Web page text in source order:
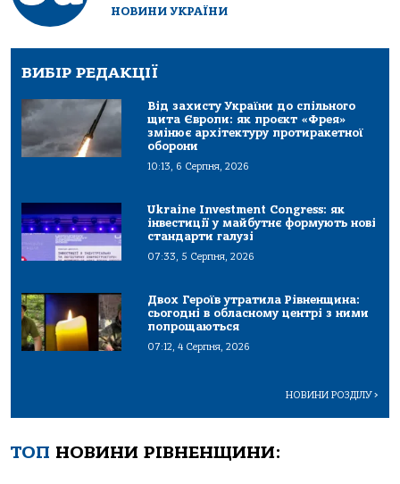
НОВИНИ УКРАЇНИ
ВИБІР РЕДАКЦІЇ
Від захисту України до спільного
щита Європи: як проєкт «Фрея»
змінює архітектуру протиракетної
оборони
10:13, 6 Серпня, 2026
Ukraine Investment Congress: як
інвестиції у майбутнє формують нові
стандарти галузі
07:33, 5 Серпня, 2026
Двох Героїв утратила Рівненщина:
сьогодні в обласному центрі з ними
попрощаються
07:12, 4 Серпня, 2026
НОВИНИ РОЗДІЛУ>
ТОП НОВИНИ РІВНЕНЩИНИ: